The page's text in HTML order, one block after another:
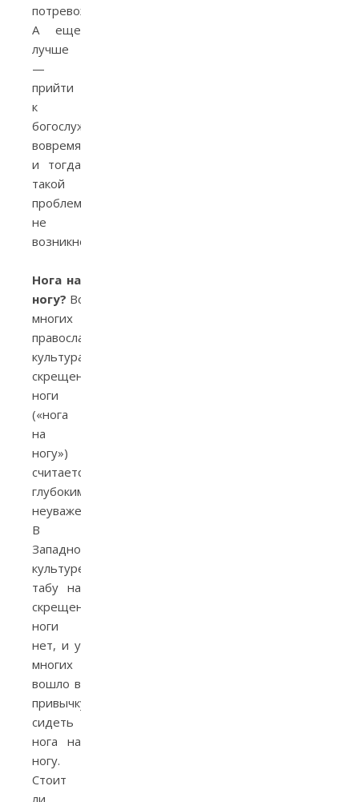
потревожить.
А еще
лучше
—
прийти
к
богослужению
вовремя,
и тогда
такой
проблемы
не
возникнет.
Нога на
ногу? Во
многих
православных
культурах
скрещенные
ноги
(«нога
на
ногу»)
считается
глубоким
неуважением.
В
Западноевропейской
культуре
табу на
скрещенные
ноги
нет, и у
многих
вошло в
привычку
сидеть
нога на
ногу.
Стоит
ли